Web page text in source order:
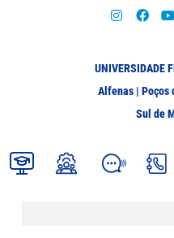
UNIVERSIDADE
Alfenas | Poços
Sul de